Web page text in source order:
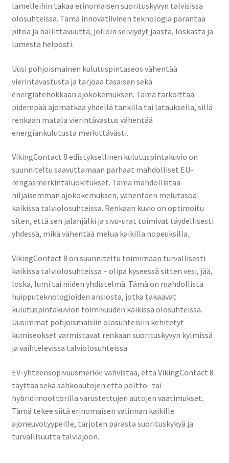
lamelleihin takaa erinomaisen suorituskyvyn talvisissa
olosuhteissa. Tämä innovatiivinen teknologia parantaa
pitoa ja hallittavuutta, jolloin selviydyt jäästä, loskasta ja
lumesta helposti.
Uusi pohjoismainen kulutuspintaseos vähentää
vierintävastusta ja tarjoaa tasaisen sekä
energiatehokkaan ajokokemuksen. Tämä tarkoittaa
pidempää ajomatkaa yhdellä tankilla tai latauksella, sillä
renkaan matala vierintävastus vähentää
energiankulutusta merkittävästi.
VikingContact 8 edistyksellinen kulutuspintakuvio on
suunniteltu saavuttamaan parhaat mahdolliset EU-
rengasmerkintäluokitukset. Tämä mahdollistaa
hiljaisemman ajokokemuksen, vähentäen melutasoa
kaikissa talviolosuhteissa. Renkaan kuvio on optimoitu
siten, että sen jalanjälki ja sivu-urat toimivat täydellisesti
yhdessä, mikä vähentää melua kaikilla nopeuksilla.
VikingContact 8 on suunniteltu toimimaan turvallisesti
kaikissa talviolosuhteissa – olipa kyseessä sitten vesi, jää,
loska, lumi tai niiden yhdistelmä. Tämä on mahdollista
huipputeknologioiden ansiosta, jotka takaavat
kulutuspintakuvion toimivuuden kaikissa olosuhteissa.
Uusimmat pohjoismaisiin olosuhteisiin kehitetyt
kumiseokset varmistavat renkaan suorituskyvyn kylmissä
ja vaihtelevissa talviolosuhteissa.
EV-yhteensopivuusmerkki vahvistaa, että VikingContact 8
täyttää sekä sähköautojen että poltto- tai
hybridimoottorilla varustettujen autojen vaatimukset.
Tämä tekee siitä erinomaisen valinnan kaikille
ajoneuvotyypeille, tarjoten parasta suorituskykyä ja
turvallisuutta talviajoon.